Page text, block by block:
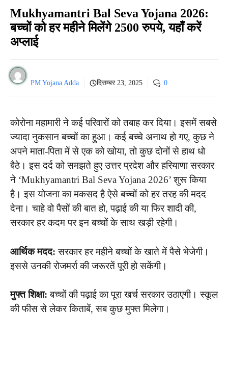
Mukhyamantri Bal Seva Yojana 2026:
बच्चों को हर महीने मिलेंगे 2500 रुपये, यहाँ करें
अप्लाई
PM Yojana Adda दिसम्बर 23, 2025 0
कोरोना महामारी ने कई परिवारों को तबाह कर दिया। इसमें सबसे
ज्यादा नुकसान बच्चों का हुआ। कई बच्चे अनाथ हो गए, कुछ ने
अपने माता-पिता में से एक को खोया, तो कुछ दोनों से हाथ धो
बैठे। इस दर्द को समझते हुए उत्तर प्रदेश और हरियाणा सरकार
ने ‘Mukhyamantri Bal Seva Yojana 2026’ शुरू किया
है। इस योजना का मकसद है ऐसे बच्चों को हर तरह की मदद
देना। चाहे वो पैसों की बात हो, पढ़ाई की या फिर शादी की,
सरकार हर कदम पर इन बच्चों के साथ खड़ी रहेगी।
आर्थिक मदद: सरकार हर महीने बच्चों के खाते में पैसे भेजेगी।
इससे उनकी रोजमर्रा की जरूरतें पूरी हो सकेंगी।
मुफ्त शिक्षा: बच्चों की पढ़ाई का पूरा खर्च सरकार उठाएगी। स्कूल
की फीस से लेकर किताबें, सब कुछ मुफ्त मिलेगा।